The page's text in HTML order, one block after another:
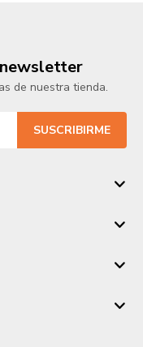
de nuestra tienda.
SUSCRIBIRME